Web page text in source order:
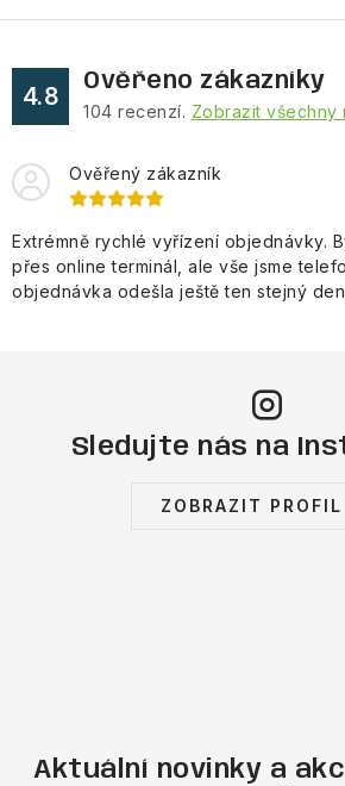
4.8
Ověřeno zákazníky
104 recenzí. Zobrazit všechny
Ověřený zákazník
Extrémně rychlé vyřízení objednávky.
přes online terminál, ale vše jsme
objednávka odešla ještě ten stejný
Sledujte nás na
ZOBRAZIT PROFIL
Aktuální novinky a